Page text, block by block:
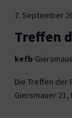
7. September
Treffen
kefb
Die Treffen der
Giersmauer 21,